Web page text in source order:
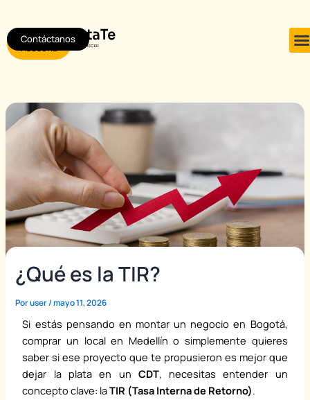
contenido
Agendar
Asesoría
Contáctanos
¿Qué es la TIR?
Poruser/mayo 11, 2026
Si estás pensando en montar un negocio en Bogotá,
comprar un local en Medellín o simplemente quieres
saber si ese proyecto que te propusieron es mejor que
dejar la plata en un CDT, necesitas entender un
concepto clave: laTIR (Tasa Interna de Retorno).
navigation